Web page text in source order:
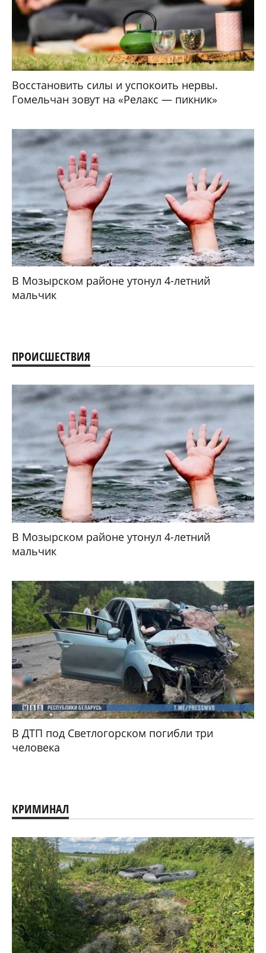
Восстановить силы и успокоить нервы.
Гомельчан зовут на «Релакс — пикник»
В Мозырском районе утонул 4-летний
мальчик
ПРОИСШЕСТВИЯ
В Мозырском районе утонул 4-летний
мальчик
В ДТП под Светлогорском погибли три
человека
КРИМИНАЛ